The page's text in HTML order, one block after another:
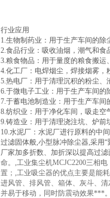
行业应用
1.生物制药业：用于生产车间的除
2.食品行业：吸收油烟，潮气和食
3.粮食物品：用于量度的粮食搬运
4.化工厂：电焊烟尘，焊接烟雾
5.热电厂：用于清理沉积的粉尘
6.于微电子工业：用于生产车间
7.于蓄电池制造业：用于生产车间
8.纺织业：用于净化车间，吸走空
9.铸造业：用于清理浇注坑、炉
10.水泥厂：水泥厂进行原料的中
过滤固体般,小型脉冲除尘器,采用
厂家加多折数、加折深以提高过滤
命。,工业集尘机MCJC2200三相
置；,工业吸尘器的优点主要是能
进风管、排风管、箱体、灰斗、
并易于移动，同时防震动效果***